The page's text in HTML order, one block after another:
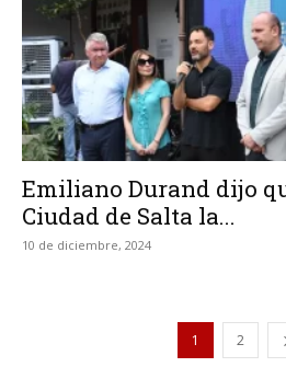
Emiliano Durand dijo
Ciudad de Salta la...
10 de diciembre, 2024
1 2